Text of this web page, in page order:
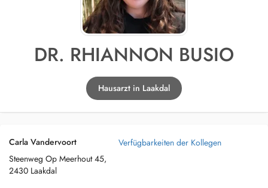
DR. RHIANNON BUSIO
Hausarzt in Laakdal
Carla Vandervoort
Steenweg Op Meerhout 45,
2430 Laakdal
Verfügbarkeiten der Kollegen